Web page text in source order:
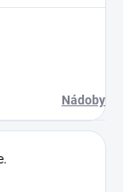
Nádoby